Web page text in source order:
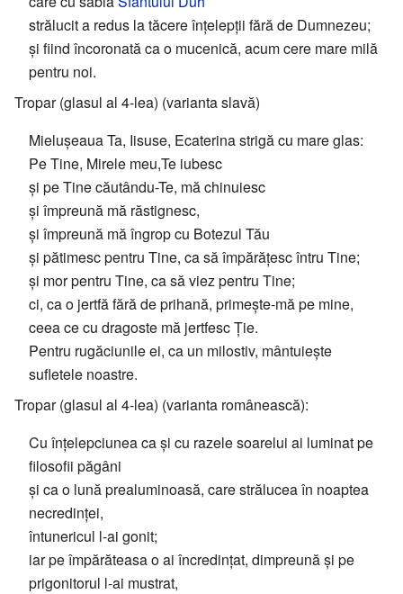
strălucit a redus la tăcere înțelepții fără de Dumnezeu;
și fiind încoronată ca o mucenică, acum cere mare milă
pentru noi.
Tropar (glasul al 4-lea) (varianta slavă)
Mielușeaua Ta, Iisuse, Ecaterina strigă cu mare glas:
Pe Tine, Mirele meu,Te iubesc
și pe Tine căutându-Te, mă chinuiesc
și împreună mă răstignesc,
și împreună mă îngrop cu Botezul Tău
și pătimesc pentru Tine, ca să împărățesc întru Tine;
și mor pentru Tine, ca să viez pentru Tine;
ci, ca o jertfă fără de prihană, primește-mă pe mine,
ceea ce cu dragoste mă jertfesc Ție.
Pentru rugăciunile ei, ca un milostiv, mântuiește
sufletele noastre.
Tropar (glasul al 4-lea) (varianta românească):
Cu înțelepciunea ca și cu razele soarelui ai luminat pe
filosofii păgâni
și ca o lună prealuminoasă, care strălucea în noaptea
necredinței,
întunericul l-ai gonit;
iar pe împărăteasa o ai încredințat, dimpreună și pe
prigonitorul l-ai mustrat,